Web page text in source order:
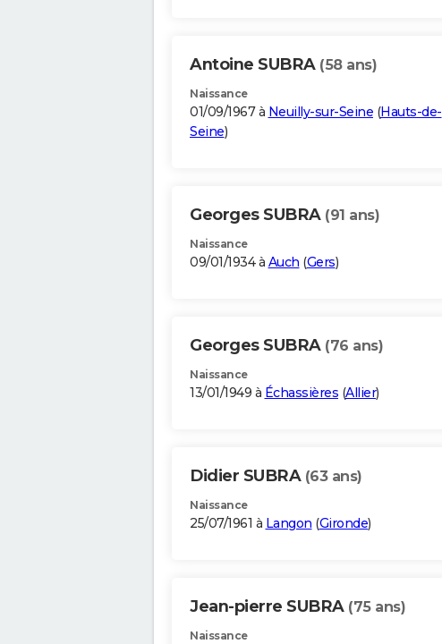
Antoine SUBRA (58 ans)
Naissance
01/09/1967 à Neuilly-sur-Seine (Hauts-de-
Seine)
Georges SUBRA (91 ans)
Naissance
09/01/1934 à Auch (Gers)
Georges SUBRA (76 ans)
Naissance
13/01/1949 à Échassières (Allier)
Didier SUBRA (63 ans)
Naissance
25/07/1961 à Langon (Gironde)
Jean-pierre SUBRA (75 ans)
Naissance